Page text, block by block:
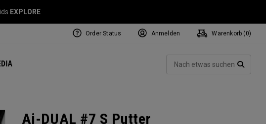
EXPLORE
Milled Collection
Order Status Anmelden Warenkorb ( 0)
Ai-DUAL #7 S Putter